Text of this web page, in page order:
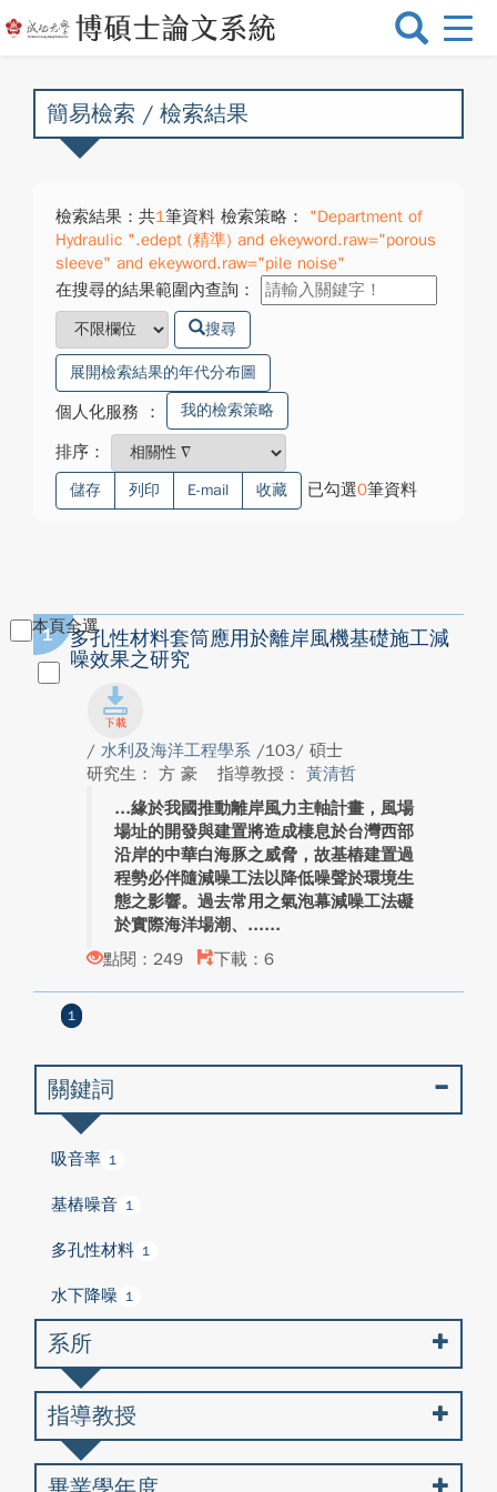
選
換
簡易檢索 / 檢索結果
檢索結果：共1筆資料 檢索策略：
"Department of
Hydraulic ".edept (精準) and ekeyword.raw="porous
sleeve" and ekeyword.raw="pile noise"
在搜尋的結果範圍內查詢：
搜尋
展開檢索結果的年代分布圖
個人化服務 ： 我的檢索策略
排序：
儲存 列印 E-mail 收藏 已勾選0筆資料
本頁全選
1
多孔性材料套筒應用於離岸風機基礎施工減
噪效果之研究
/ 水利及海洋工程學系 /103/ 碩士
研究生： 方 豪
指導教授： 黃清哲
緣於我國推動離岸風力主軸計畫，風場
場址的開發與建置將造成棲息於台灣西部
沿岸的中華白海豚之威脅，故基樁建置過
程勢必伴隨減噪工法以降低噪聲於環境生
態之影響。過去常用之氣泡幕減噪工法礙
於實際海洋場潮、...
點閱：249
下載：6
1
關鍵詞
吸音率 1
基樁噪音 1
多孔性材料 1
水下降噪 1
系所
指導教授